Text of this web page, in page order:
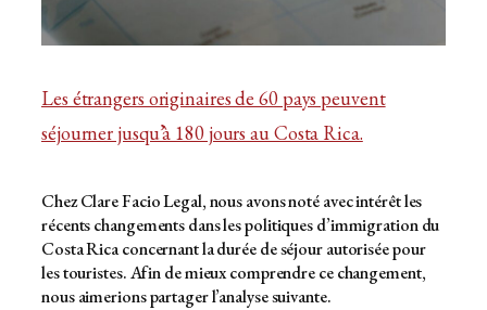
Les étrangers originaires de 60 pays peuvent
séjourner jusqu’à 180 jours au Costa Rica.
Chez Clare Facio Legal, nous avons noté avec intérêt les
récents changements dans les politiques d’immigration du
Costa Rica concernant la durée de séjour autorisée pour
les touristes. Afin de mieux comprendre ce changement,
nous aimerions partager l’analyse suivante.